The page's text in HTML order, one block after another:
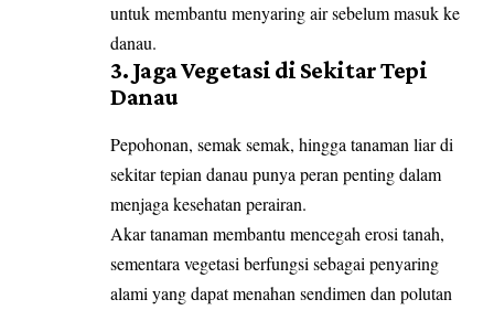
untuk membantu menyaring air sebelum masuk ke
danau.
3. Jaga Vegetasi di Sekitar Tepi
Danau
Pepohonan, semak semak, hingga tanaman liar di
sekitar tepian danau punya peran penting dalam
menjaga kesehatan perairan.
Akar tanaman membantu mencegah erosi tanah,
sementara vegetasi berfungsi sebagai penyaring
alami yang dapat menahan sendimen dan polutan